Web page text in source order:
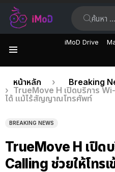
iMoD Drive
เรื่อง
ล่าสุด
คุณอยู่ที่นี่:
หน้าหลัก
Breaking
TrueMove H เปิดบริการ
ได้ แม้ไร้สัญญาณโทรศัพท์
BREAKING NEWS
TrueMove H เปิด
Calling ช่วยให้โทร